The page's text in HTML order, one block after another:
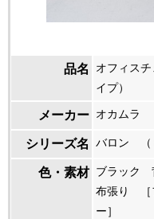
品名
オフィス
イプ）
メーカー オカムラ
シリーズ名 バロン （
色・素材 ブラック
布張り ［
ー］